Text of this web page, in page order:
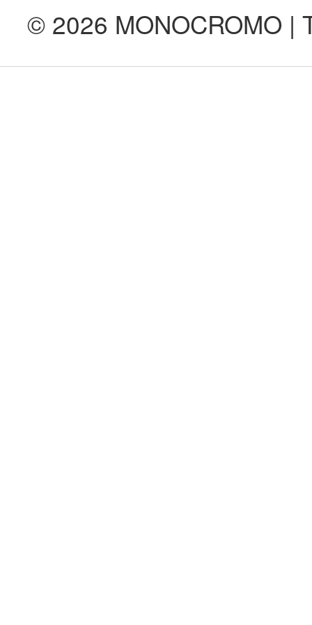
© 2026 MONOCROMO |